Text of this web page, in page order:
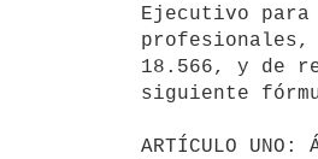
Ejecutivo
18.566, y de
siguiente
ARTÍCULO